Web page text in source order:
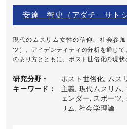
安達 智史（アダチ サトシ
現代のムスリム女性の信仰、社会参
ツ）、アイデンティティの分析を通じ
のあり方とともに、ポスト世俗化の現状
研究分野・
キーワード
ポスト世俗化, ムス
主義, 現代ムスリム,
ェンダー, スポーツ
リム, 社会学理論